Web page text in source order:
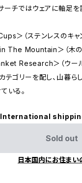
ーチではウェアに軸足を
＞（ステンレスのキャ
The Mountain＞（木の
Research＞（ウール
テゴリーを配し、山暮
いる。
International
Sold out
日本国内にお住まい